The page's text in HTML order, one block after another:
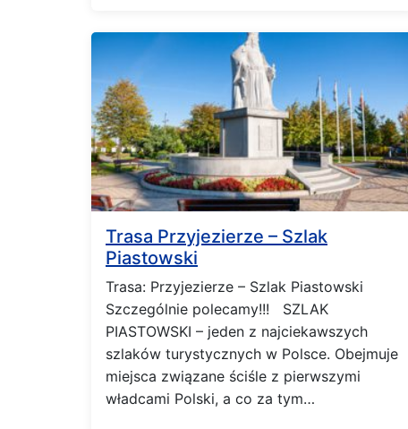
Trasa Przyjezierze – Szlak
Piastowski
Trasa: Przyjezierze – Szlak Piastowski
Szczególnie polecamy!!! SZLAK
PIASTOWSKI – jeden z najciekawszych
szlaków turystycznych w Polsce. Obejmuje
miejsca związane ściśle z pierwszymi
władcami Polski, a co za tym…